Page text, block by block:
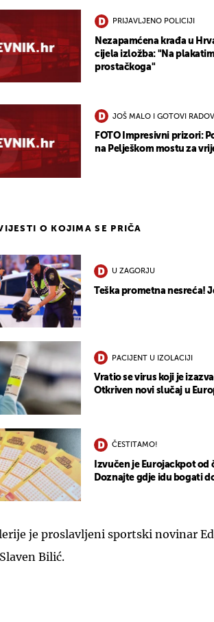
PRIJAVLJENO POLICIJI
Nezapamćena krađa u
cijela izložba: "Na
prostačkoga"
JOŠ MALO I GOTOVI RADOVI
FOTO Impresivni prizori:
na Pelješkom mostu za
O KOJIMA SE PRIČA
U ZAGORJU
Teška prometna nesreća!
PACIJENT U IZOLACIJI
Vratio se virus koji je
Otkriven novi slučaj u
ČESTITAMO!
Izvučen je Eurojackpot od
Doznajte gdje idu bogati
je proslavljeni sportski novinar
Bilić.